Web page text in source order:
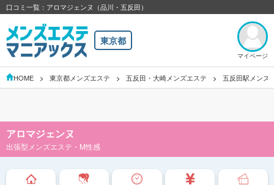
口コミ一覧：アロマジェンヌ（品川・五反田）
東京都
マイページ
HOME 東京都メンズエステ 五反田・大崎メンズエステ 五反田駅メンズ
アロマジェンヌ
出張型メンズエステ・M性感